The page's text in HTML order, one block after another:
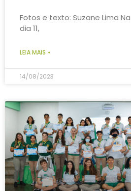
Fotos e texto: Suzane Lima
dia 11,
LEIA MAIS »
14/08/2023